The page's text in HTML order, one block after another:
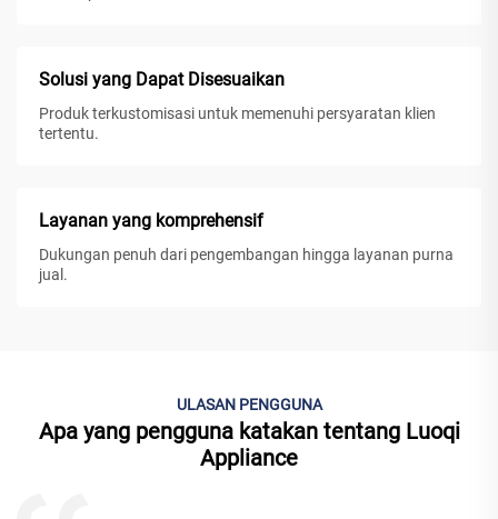
Solusi yang Dapat Disesuaikan
Produk terkustomisasi untuk memenuhi persyaratan klien
tertentu.
Layanan yang komprehensif
Dukungan penuh dari pengembangan hingga layanan purna
jual.
ULASAN PENGGUNA
Apa yang pengguna katakan tentang Luoqi
Appliance